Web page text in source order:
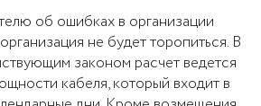
об ошибках в организации
не будет торопиться. В
законом расчет ведется
кабеля, который входит в